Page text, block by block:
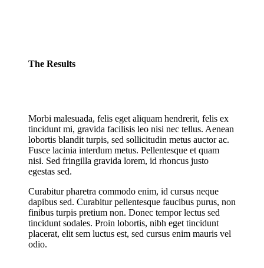
The Results
Morbi malesuada, felis eget aliquam hendrerit, felis ex
tincidunt mi, gravida facilisis leo nisi nec tellus. Aenean
lobortis blandit turpis, sed sollicitudin metus auctor ac.
Fusce lacinia interdum metus. Pellentesque et quam
nisi. Sed fringilla gravida lorem, id rhoncus justo
egestas sed.
Curabitur pharetra commodo enim, id cursus neque
dapibus sed. Curabitur pellentesque faucibus purus, non
finibus turpis pretium non. Donec tempor lectus sed
tincidunt sodales. Proin lobortis, nibh eget tincidunt
placerat, elit sem luctus est, sed cursus enim mauris vel
odio.